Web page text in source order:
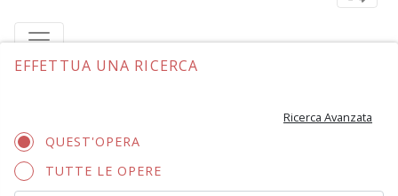
EFFETTUA UNA RICERCA
Ricerca Avanzata
QUEST'OPERA
TUTTE LE OPERE